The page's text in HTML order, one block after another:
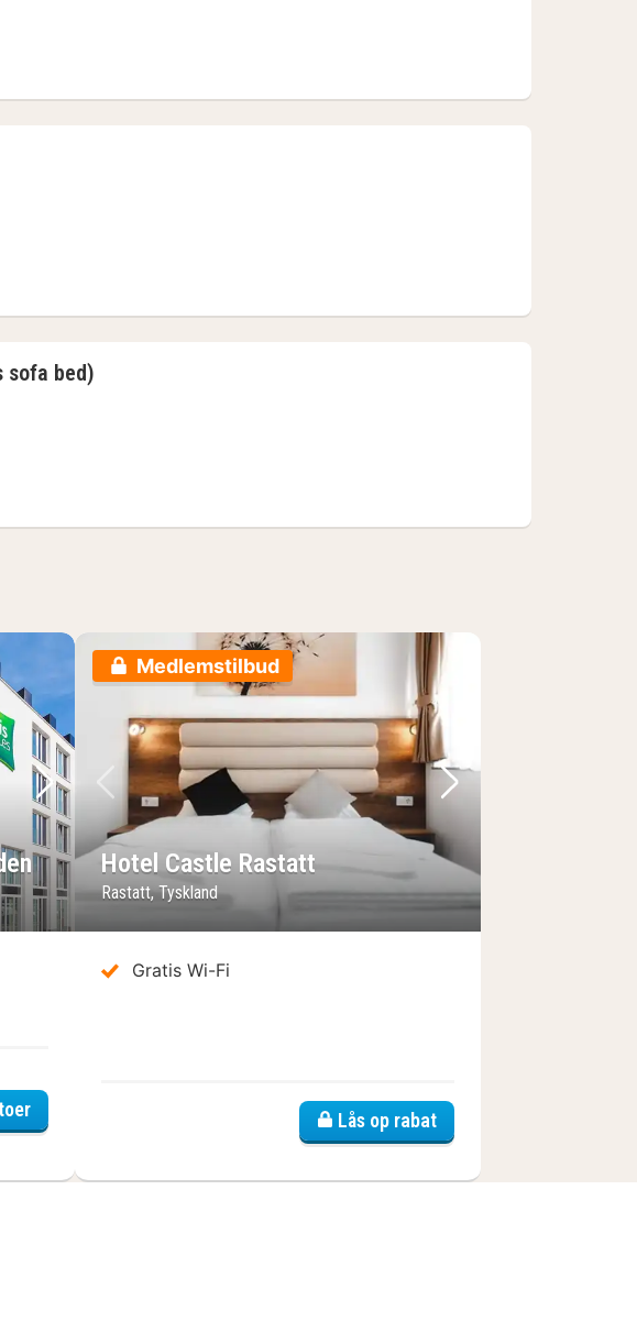
sofa bed)
Næste billede
ibis Styles Rastatt Baden Baden
Medlemstilbud
Forrige billede
Næste billede
Hotel Castle Rastatt
Rastatt, Tyskland
Gratis Wi-Fi
Lås op rabat